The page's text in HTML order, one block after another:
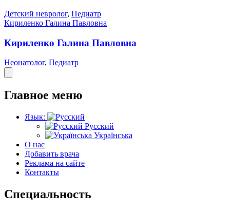
Детский невролог, Педиатр
Кириленко Галина Павловна
Кириленко Галина Павловна
Неонатолог, Педиатр
Главное меню
Язык:
Русский
Українська
О нас
Добавить врача
Реклама на сайте
Контакты
Специальность